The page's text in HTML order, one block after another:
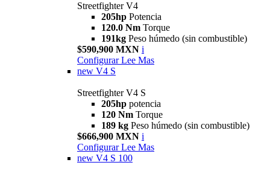
Streetfighter V4
205hp Potencia
120.0 Nm Torque
191kg Peso húmedo (sin combustible)
$590,900 MXN i
Configurar Lee Mas
new V4 S
Streetfighter V4 S
205hp potencia
120 Nm Torque
189 kg Peso húmedo (sin combustible)
$666,900 MXN i
Configurar Lee Mas
new V4 S 100